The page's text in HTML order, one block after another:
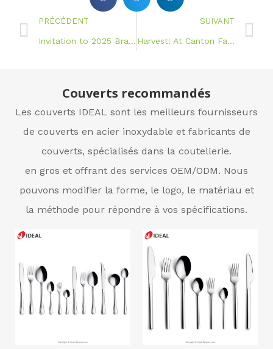
PRÉCÉDENT
Invitation to 2025 Brazil Home Show
SUIVANT
Harvest! At Canton Fair phase II
Couverts recommandés
Les couverts IDEAL sont les meilleurs fournisseurs
de couverts en acier inoxydable et fabricants de
couverts, spécialisés dans la coutellerie.
en gros et offrant des services OEM/ODM. Nous
pouvons modifier la forme, le logo, le matériau et
la méthode pour répondre à vos spécifications.